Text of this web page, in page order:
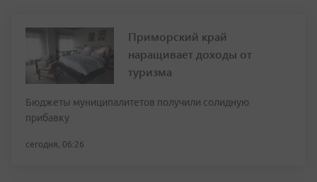
Приморский край
наращивает доходы от
туризма
Бюджеты муниципалитетов получили солидную
прибавку
сегодня, 06:26